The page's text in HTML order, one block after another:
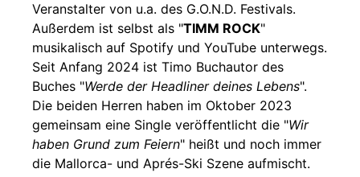
Veranstalter von u.a. des G.O.N.D. Festivals.
Außerdem ist selbst als "TIMM ROCK"
musikalisch auf Spotify und YouTube unterwegs.
Seit Anfang 2024 ist Timo Buchautor des
Buches "Werde der Headliner deines Lebens".
Die beiden Herren haben im Oktober 2023
gemeinsam eine Single veröffentlicht die "Wir
haben Grund zum Feiern" heißt und noch immer
die Mallorca- und Aprés-Ski Szene aufmischt.